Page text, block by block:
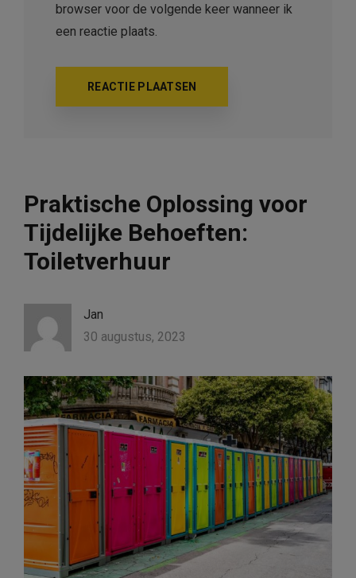
browser voor de volgende keer wanneer ik
een reactie plaats.
Praktische Oplossing voor
Tijdelijke Behoeften:
Toiletverhuur
Jan
30 augustus, 2023